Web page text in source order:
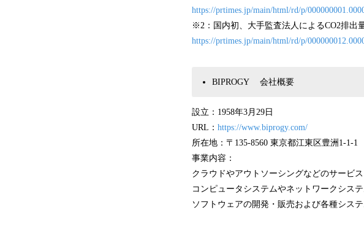
https://prtimes.jp/main/html/rd/p/
※2：国内初、大手監査法人によるCO2排出
https://prtimes.jp/main/html/rd/p/
BIPROGY 会社概要
設立：1958年3月29日
URL： https://www.biprogy.com/
所在地：〒135-8560 東京都江東区豊洲1-1-1
事業内容：
クラウドやアウトソーシングなどのサービス
コンピュータシステムやネットワークシステ
ソフトウェアの開発・販売および各種シス